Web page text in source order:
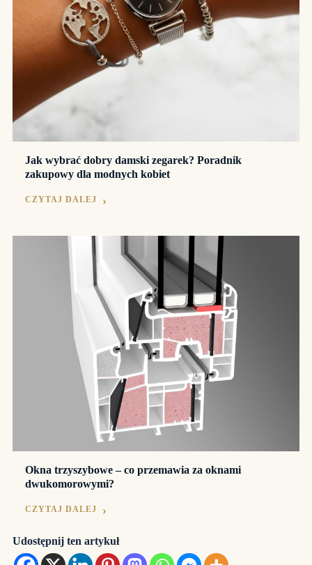
Jak wybrać dobry damski zegarek? Poradnik
zakupowy dla modnych kobiet
CZYTAJ DALEJ
Okna trzyszybowe – co przemawia za oknami
dwukomorowymi?
CZYTAJ DALEJ
Udostępnij ten artykuł